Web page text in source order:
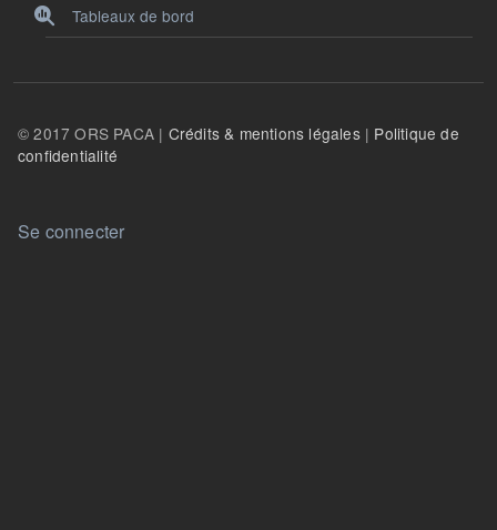
Tableaux de bord
© 2017 ORS PACA | Crédits & mentions légales| Politique de
confidentialité
User account menu
Se connecter